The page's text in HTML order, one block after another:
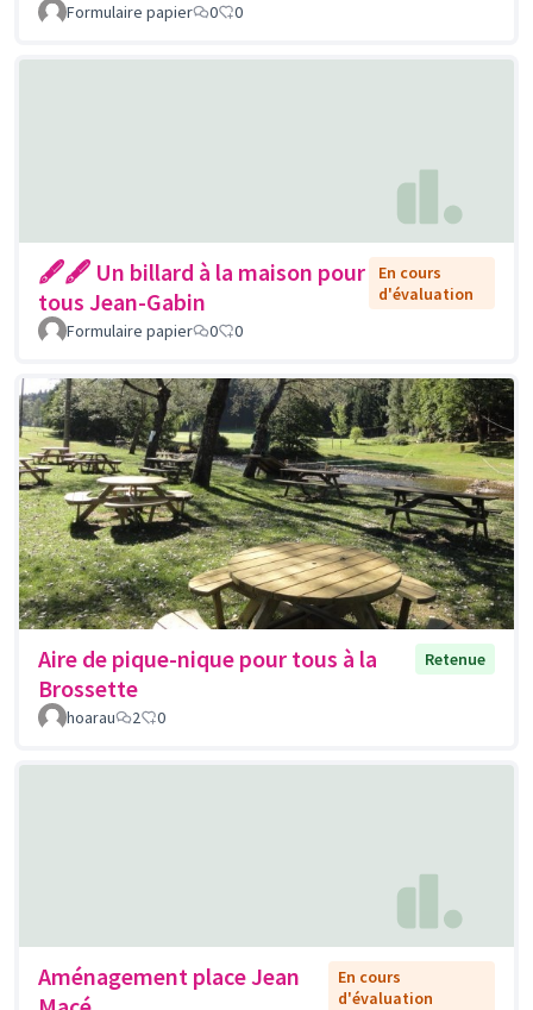
Formulaire papier
0 0
🖋🖋 Un billard à la maison pour
tous Jean-Gabin
En cours
d'évaluation
Formulaire papier
0 0
Aire de pique-nique pour tous à la
Brossette
Retenue
hoarau 2 0
Aménagement place Jean
En cours
d'évaluation